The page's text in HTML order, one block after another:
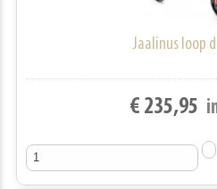
Jaalinus loop
€ 235,95